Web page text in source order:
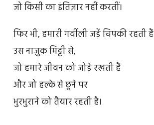
जो किसी का इंतिज़ार नहीं करतीं।
फिर भी, हमारी गर्वीली जड़ें चिपकी रहती हैं
उस नाज़ुक मिट्टी से,
जो हमारे जीवन को जोड़े रखती हैं
और जो हल्के से छूने पर
भुरभुराने को तैयार रहती है।